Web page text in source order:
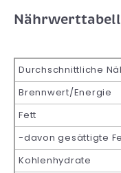
Durchschnittliche
Brennwert/Energie
Fett
-davon gesättigte
Kohlenhydrate